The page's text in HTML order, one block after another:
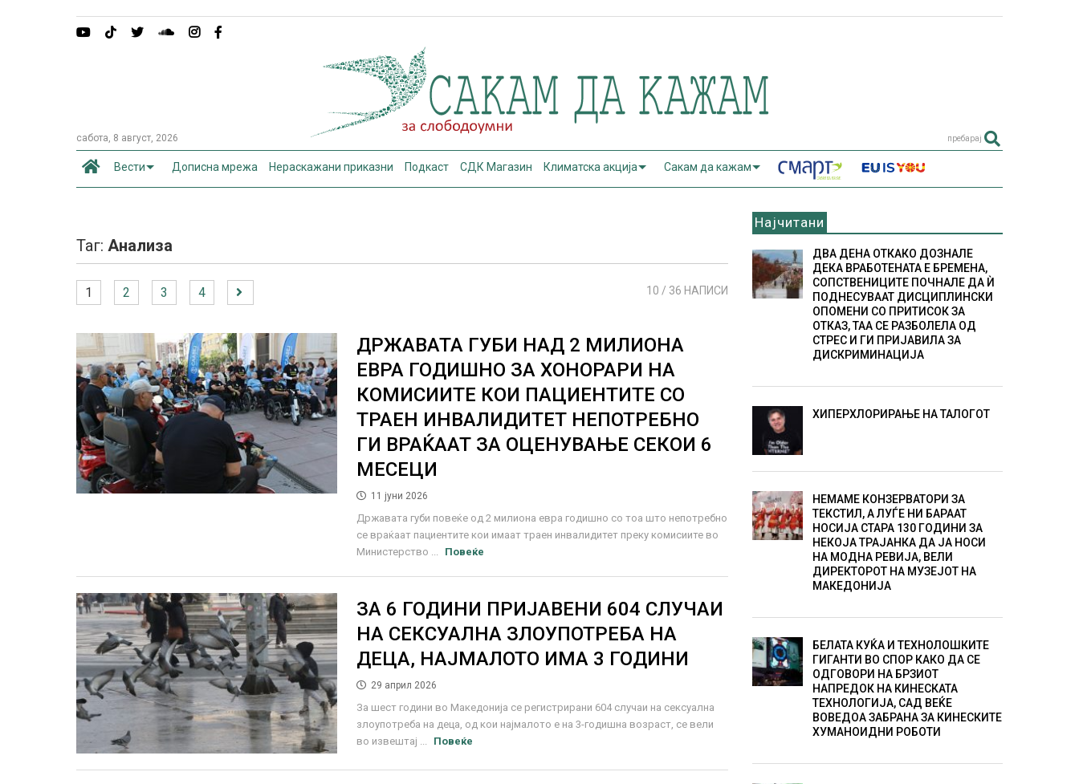
сабота, 8 август, 2026 пребарај
Вести Дописна мрежа Нераскажани приказни Подкаст СДК Магазин Климатска акција Сакам да кажам
Таг:Анализа
1 2 3 4 10 / 36 НАПИСИ
ДРЖАВАТА ГУБИ НАД 2 МИЛИОНА
ЕВРА ГОДИШНО ЗА ХОНОРАРИ НА
КОМИСИИТЕ КОИ ПАЦИЕНТИТЕ СО
ТРАЕН ИНВАЛИДИТЕТ НЕПОТРЕБНО
ГИ ВРАЌААТ ЗА ОЦЕНУВАЊЕ СЕКОИ 6
МЕСЕЦИ
11 јуни 2026
Државата губи повеќе од 2 милиона евра годишно со тоа што непотребно
се враќаат пациентите кои имаат траен инвалидитет преку комисиите во
Министерство ...
Повеќе
ЗА 6 ГОДИНИ ПРИЈАВЕНИ 604 СЛУЧАИ
НА СЕКСУАЛНА ЗЛОУПОТРЕБА НА
ДЕЦА, НАЈМАЛОТО ИМА 3 ГОДИНИ
29 април 2026
За шест години во Македонија се регистрирани 604 случаи на сексуална
злоупотреба на деца, од кои најмалото е на 3-годишна возраст, се вели
во извештај ...
Повеќе
Најчитани
ДВА ДЕНА ОТКАКО ДОЗНАЛЕ
ДЕКА ВРАБОТЕНАТА Е БРЕМЕНА,
СОПСТВЕНИЦИТЕ ПОЧНАЛЕ ДА Ѝ
ПОДНЕСУВААТ ДИСЦИПЛИНСКИ
ОПОМЕНИ СО ПРИТИСОК ЗА
ОТКАЗ, ТАА СЕ РАЗБОЛЕЛА ОД
СТРЕС И ГИ ПРИЈАВИЛА ЗА
ДИСКРИМИНАЦИЈА
ХИПЕРХЛОРИРАЊЕ НА ТАЛОГОТ
НЕМАМЕ КОНЗЕРВАТОРИ ЗА
ТЕКСТИЛ, А ЛУЃЕ НИ БАРААТ
НОСИЈА СТАРА 130 ГОДИНИ ЗА
НЕКОЈА ТРАЈАНКА ДА ЈА НОСИ
НА МОДНА РЕВИЈА, ВЕЛИ
ДИРЕКТОРОТ НА МУЗЕЈОТ НА
МАКЕДОНИЈА
БЕЛАТА КУЌА И ТЕХНОЛОШКИТЕ
ГИГАНТИ ВО СПОР КАКО ДА СЕ
ОДГОВОРИ НА БРЗИОТ
НАПРЕДОК НА КИНЕСКАТА
ТЕХНОЛОГИЈА, САД ВЕЌЕ
ВОВЕДОА ЗАБРАНА ЗА КИНЕСКИТЕ
ХУМАНОИДНИ РОБОТИ